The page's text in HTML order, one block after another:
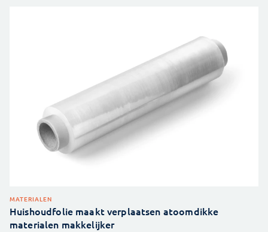
MATERIALEN
Huishoudfolie maakt verplaatsen atoomdikke
materialen makkelijker